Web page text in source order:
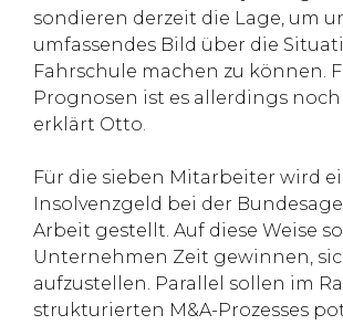
sondieren derzeit die Lage, um
umfassendes Bild über die
Fahrschule machen zu können.
Prognosen ist es allerdings noch
erklärt Otto.
Für die sieben Mitarbeiter wird
Insolvenzgeld bei der
Arbeit gestellt. Auf diese Weise
Unternehmen Zeit gewinnen,
aufzustellen. Parallel sollen im
strukturierten M&A-Prozesses